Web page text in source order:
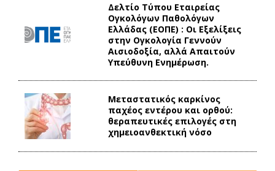
Δελτίο Τύπου Eταιρείας
Ογκολόγων Παθολόγων
Ελλάδας (ΕΟΠΕ) : Οι Εξελίξεις
στην Ογκολογία Γεννούν
Αισιοδοξία, αλλά Απαιτούν
Υπεύθυνη Ενημέρωση.
Mεταστατικός καρκίνος
παχέος εντέρου και ορθού:
θεραπευτικές επιλογές στη
χημειοανθεκτική νόσο